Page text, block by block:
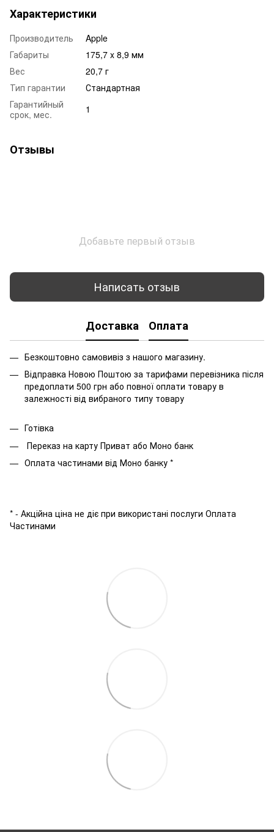
Характеристики
Производитель
Apple
Габариты
175,7 x 8,9 мм
Вес
20,7 г
Тип гарантии
Стандартная
Гарантийный
срок, мес.
1
Отзывы
Добавьте первый отзыв
Написать отзыв
Доставка Оплата
Безкоштовно самовивіз з нашого магазину.
Відправка Новою Поштою за тарифами перевізника після
предоплати 500 грн або повної оплати товару в
залежності від вибраного типу товару
Готівка
Переказ на карту Приват або Моно банк
Оплата частинами від Моно банку *
* - Акційна ціна не діє при використані послуги Оплата
Частинами